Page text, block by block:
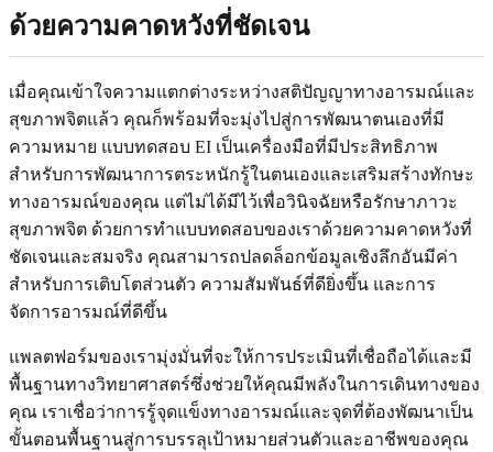
ด้วยความคาดหวังที่ชัดเจน
เมื่อคุณเข้าใจความแตกต่างระหว่างสติปัญญาทางอารมณ์และ
สุขภาพจิตแล้ว คุณก็พร้อมที่จะมุ่งไปสู่การพัฒนาตนเองที่มี
ความหมาย แบบทดสอบ EI เป็นเครื่องมือที่มีประสิทธิภาพ
สำหรับการพัฒนาการตระหนักรู้ในตนเองและเสริมสร้างทักษะ
ทางอารมณ์ของคุณ แต่ไม่ได้มีไว้เพื่อวินิจฉัยหรือรักษาภาวะ
สุขภาพจิต ด้วยการทำแบบทดสอบของเราด้วยความคาดหวังที่
ชัดเจนและสมจริง คุณสามารถปลดล็อกข้อมูลเชิงลึกอันมีค่า
สำหรับการเติบโตส่วนตัว ความสัมพันธ์ที่ดียิ่งขึ้น และการ
จัดการอารมณ์ที่ดีขึ้น
แพลตฟอร์มของเรามุ่งมั่นที่จะให้การประเมินที่เชื่อถือได้และมี
พื้นฐานทางวิทยาศาสตร์ซึ่งช่วยให้คุณมีพลังในการเดินทางของ
คุณ เราเชื่อว่าการรู้จุดแข็งทางอารมณ์และจุดที่ต้องพัฒนาเป็น
ขั้นตอนพื้นฐานสู่การบรรลุเป้าหมายส่วนตัวและอาชีพของคุณ